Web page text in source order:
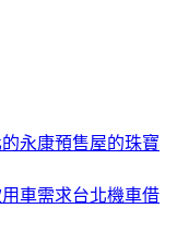
永康預售屋的珠寶
車需求台北機車借